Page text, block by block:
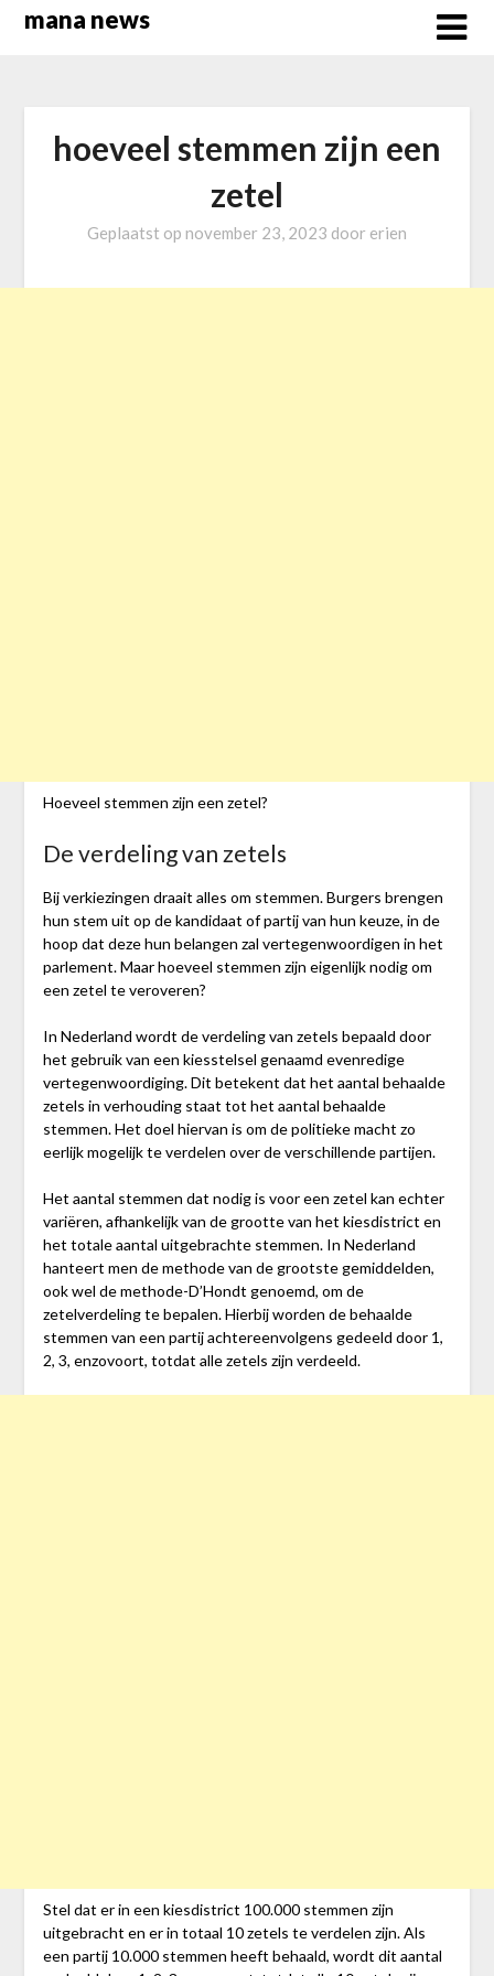
Overslaan
mana news
hoeveel stemmen zijn een
zetel
Geplaatst op november 23, 2023 door erien
Hoeveel stemmen zijn een zetel?
De verdeling van zetels
Bij verkiezingen draait alles om stemmen. Burgers brengen
hun stem uit op de kandidaat of partij van hun keuze, in de
hoop dat deze hun belangen zal vertegenwoordigen in het
parlement. Maar hoeveel stemmen zijn eigenlijk nodig om
een zetel te veroveren?
In Nederland wordt de verdeling van zetels bepaald door
het gebruik van een kiesstelsel genaamd evenredige
vertegenwoordiging. Dit betekent dat het aantal behaalde
zetels in verhouding staat tot het aantal behaalde
stemmen. Het doel hiervan is om de politieke macht zo
eerlijk mogelijk te verdelen over de verschillende partijen.
Het aantal stemmen dat nodig is voor een zetel kan echter
variëren, afhankelijk van de grootte van het kiesdistrict en
het totale aantal uitgebrachte stemmen. In Nederland
hanteert men de methode van de grootste gemiddelden,
ook wel de methode-D’Hondt genoemd, om de
zetelverdeling te bepalen. Hierbij worden de behaalde
stemmen van een partij achtereenvolgens gedeeld door 1,
2, 3, enzovoort, totdat alle zetels zijn verdeeld.
Stel dat er in een kiesdistrict 100.000 stemmen zijn
uitgebracht en er in totaal 10 zetels te verdelen zijn. Als
een partij 10.000 stemmen heeft behaald, wordt dit aantal